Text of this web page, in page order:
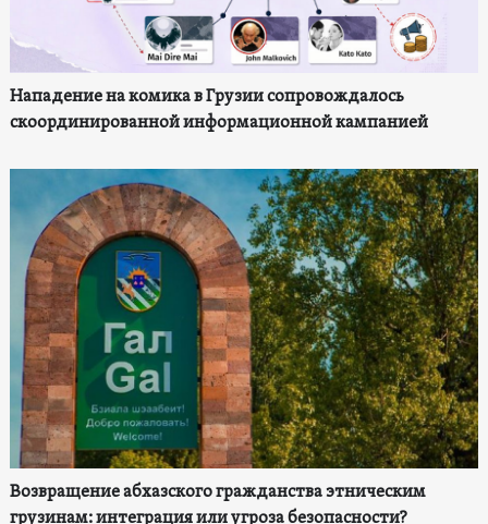
Нападение на комика в Грузии сопровождалось
скоординированной информационной кампанией
Возвращение абхазского гражданства этническим
грузинам: интеграция или угроза безопасности?